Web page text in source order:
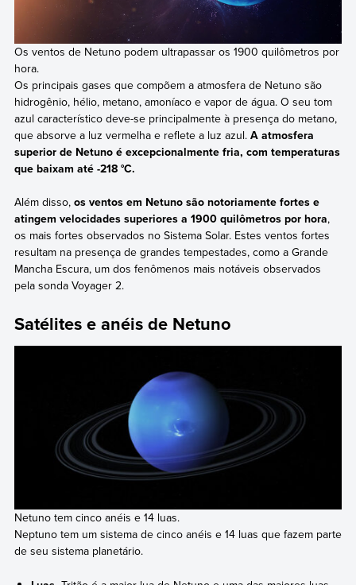
Os ventos de Netuno podem ultrapassar os 1900 quilômetros por
hora.
Os principais gases que compõem a atmosfera de Netuno são
hidrogênio, hélio, metano, amoníaco e vapor de água. O seu tom
azul característico deve-se principalmente à presença do metano,
que absorve a luz vermelha e reflete a luz azul. A atmosfera
superior de Netuno é excepcionalmente fria, com temperaturas
que baixam até -218 °C.
Além disso, os ventos em Netuno são notoriamente fortes e
atingem velocidades superiores a 1900 quilômetros por hora,
os mais fortes observados no Sistema Solar. Estes ventos fortes
resultam na presença de grandes tempestades, como a Grande
Mancha Escura, um dos fenômenos mais notáveis observados
pela sonda Voyager 2.
Satélites e anéis de Netuno
Netuno tem cinco anéis e 14 luas.
Neptuno tem um sistema de cinco anéis e 14 luas que fazem parte
de seu sistema planetário.